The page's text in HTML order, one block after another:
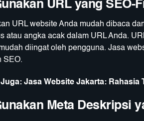
URL yang SEO-
URL website Anda mudah dibaca
atau angka acak dalam URL Anda.
diingat oleh pengguna. Jasa
SEO.
Juga: Jasa Website Jakarta: Rahasia
Meta Deskripsi